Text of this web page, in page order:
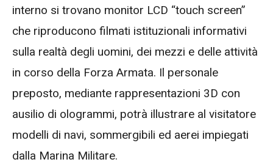
interno si trovano monitor LCD “touch screen”
che riproducono filmati istituzionali informativi
sulla realtà degli uomini, dei mezzi e delle attività
in corso della Forza Armata. Il personale
preposto, mediante rappresentazioni 3D con
ausilio di ologrammi, potrà illustrare al visitatore
modelli di navi, sommergibili ed aerei impiegati
dalla Marina Militare.